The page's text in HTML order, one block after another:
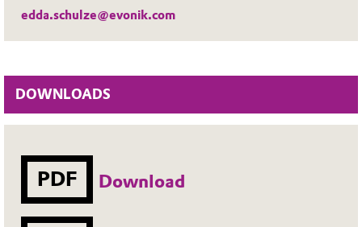
edda.schulze@evonik.com
DOWNLOADS
PDF Download